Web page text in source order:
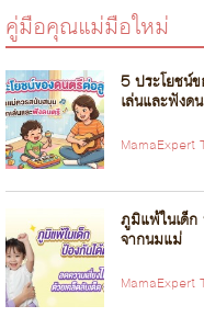
คู่มือคุณแม่มือใหม่
5 ประโยชน์
เล่นและฟังด
MamaExpert
ภูมิแพ้ในเด็ก
จากนมแม่
MamaExpert